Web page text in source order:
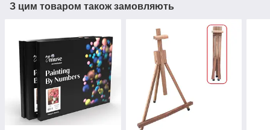
З цим товаром також замовляють